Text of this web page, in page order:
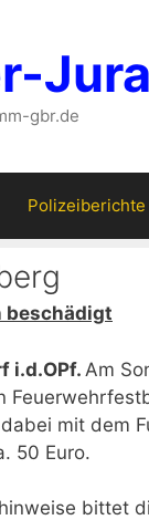
Jura
gbr.de
Polizeiberichte
beschädigt
i.d.OPf. Am
mit dem
50 Euro.
bittet